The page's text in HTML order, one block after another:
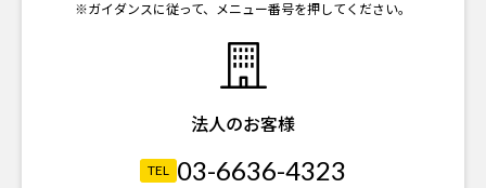
※ガイダンスに従って、メニュー番号を押してください。
法人のお客様
TEL 03-6636-4323